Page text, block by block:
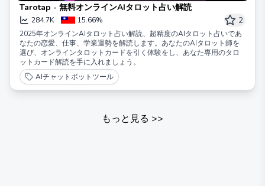
Tarotap - 無料オンラインAIタロット占い解読
284.7K 15.66% 2
2025年オンラインAIタロット占い解読、超精度のAIタロット占いであ
なたの恋愛、仕事、学業運勢を解読します。あなたのAIタロット師を
選び、オンラインタロットカードを引く体験をし、あなた専用のタロ
ットカード解読を手に入れましょう。
AIチャットボットツール
もっと見る >>